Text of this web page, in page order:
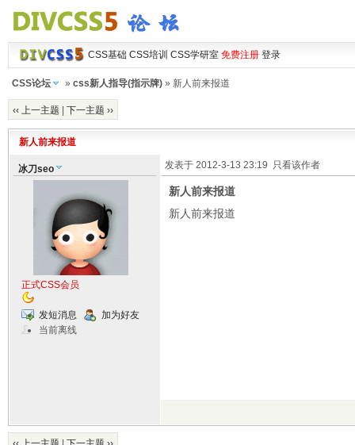
CSS基础 CSS培训 CSS学研室 免费注册 登录
CSS论坛 » css新人指导(指示牌)» 新人前来报道
‹‹ 上一主题 下一主题 ››
新人前来报道
冰刀seo
正式CSS会员
发短消息
加为好友
当前离线
发表于 2012-3-13 23:19 只看该作者
新人前来报道
新人前来报道